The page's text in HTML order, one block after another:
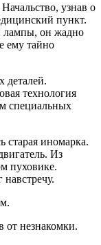
узнав о
пункт.
лампы, он жадно
ему тайно
деталей.
технология
специальных
старая иномарка.
Из
пуховике.
от незнакомки.